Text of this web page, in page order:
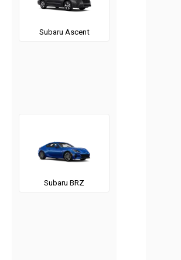
Subaru Ascent
Subaru BRZ